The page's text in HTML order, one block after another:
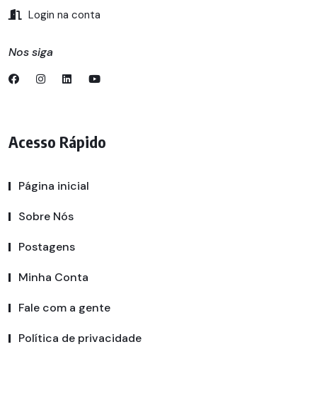
Login na conta
Nos siga
Acesso Rápido
Página inicial
Sobre Nós
Postagens
Minha Conta
Fale com a gente
Política de privacidade